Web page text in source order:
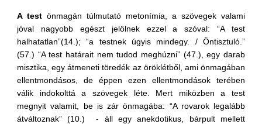
A test önmagán túlmutató metonímia, a szövegek valami
jóval nagyobb egészt jelölnek ezzel a szóval: “A test
halhatatlan”(14.); “a testnek úgyis mindegy. / Öntisztuló.”
(57.) “A test határait nem tudod meghúzni” (47.), egy darab
misztika, egy átmeneti töredék az öröklétből, ami önmagában
ellentmondásos, de éppen ezen ellentmondások terében
válik indokolttá a szövegek léte. Mert miközben a test
megnyit valamit, be is zár önmagába: “A rovarok legalább
átváltoznak” (10.) - áll egy anekdotikus, bárpult mellett